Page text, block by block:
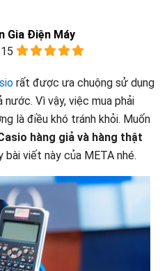
Gia Điện Máy
rất được ưa chuộng sử dụng
Vì vậy, việc mua phải
là điều khó tránh khỏi. Muốn
hàng giả và hàng thật
viết này của META nhé.